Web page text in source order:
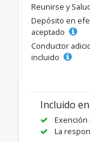
Reunirse y
Depósito en
aceptado
Conductor
incluido
Incluido
Exención
La